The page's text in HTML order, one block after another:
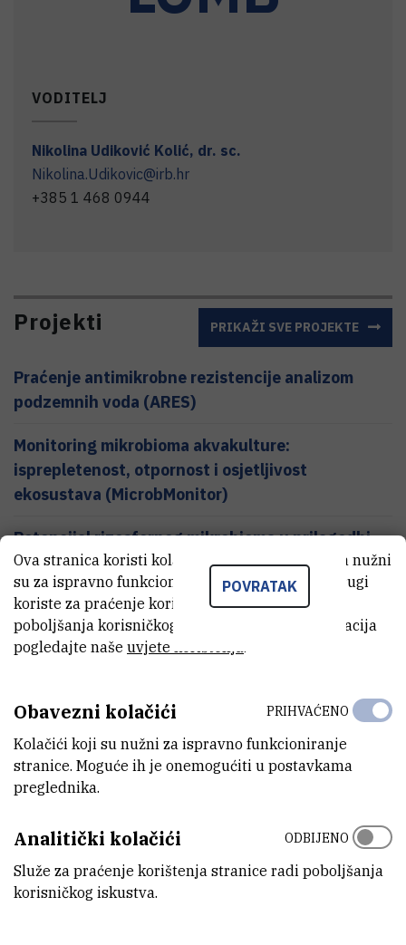
VODITELJ
Nikolina Udiković Kolić, dr. sc.
Nikolina.Udikovic@irb.hr
+385 1 468 0944
Projekti PRIKAŽI SVE PROJEKTE
Praćenje antimikrobne rezistencije analizom
podzemnih voda (ARES)
Monitoring mikrobioma akvakulture:
isprepletenost, otpornost i osjetljivost
ekosustava (MicrobMonitor)
Potencijal rizosfernog mikrobioma u prilagodbi
poljoprivrede klimatskim promjenama
Zaposlenici
J
POVRATAK
Ova stranica koristi kolačiće. Neki od tih kolačića nužni
su za ispravno funkcioniranje stranice, dok se drugi
koriste za praćenje korištenja stranice radi
poboljšanja korisničkog iskustva. Za više informacija
pogledajte naše uvjete korištenja.
Obavezni kolačići
Kolačići koji su nužni za ispravno funkcioniranje
stranice. Moguće ih je onemogućiti u postavkama
preglednika.
PRIHVAĆENO
Analitički kolačići
Služe za praćenje korištenja stranice radi poboljšanja
korisničkog iskustva.
ODBIJENO